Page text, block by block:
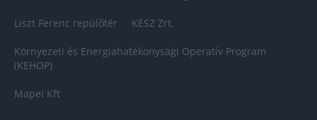
Liszt Ferenc repülőtér KÉSZ Zrt.
Környezeti és Energiahatékonysági Operatív Program
(KEHOP)
Mapei Kft